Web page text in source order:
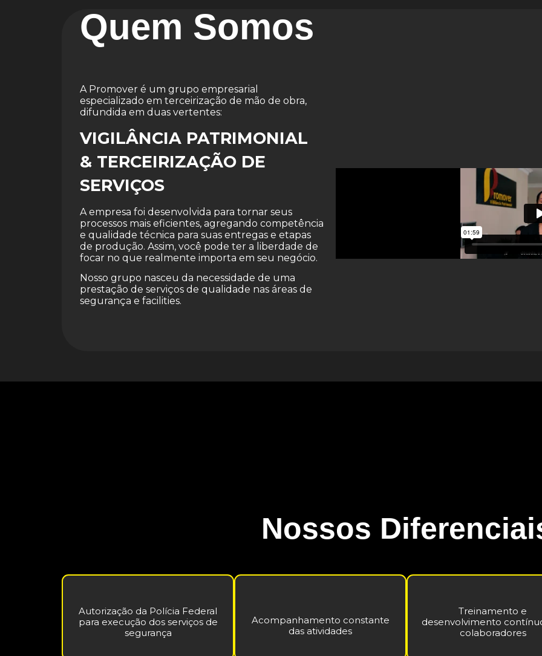
Quem Somos
A Promover é um grupo empresarial
especializado em terceirização de mão de obra,
difundida em duas vertentes:
VIGILÂNCIA PATRIMONIAL
& TERCEIRIZAÇÃO DE
SERVIÇOS
A empresa foi desenvolvida para tornar seus
processos mais eficientes, agregando competência
e qualidade técnica para suas entregas e etapas
de produção. Assim, você pode ter a liberdade de
focar no que realmente importa em seu negócio.
Nosso grupo nasceu da necessidade de uma
prestação de serviços de qualidade nas áreas de
segurança e facilities.
Nossos
Autorização da Polícia Federal
para execução dos serviços de
segurança
Acompanhamento constante
das atividades
Treinamento e
desenvolvimento
colaboradores